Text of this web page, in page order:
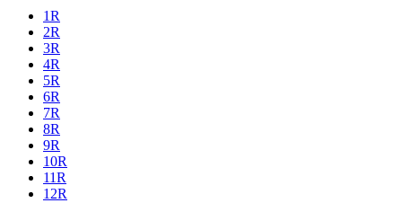
1R
2R
3R
4R
5R
6R
7R
8R
9R
10R
11R
12R